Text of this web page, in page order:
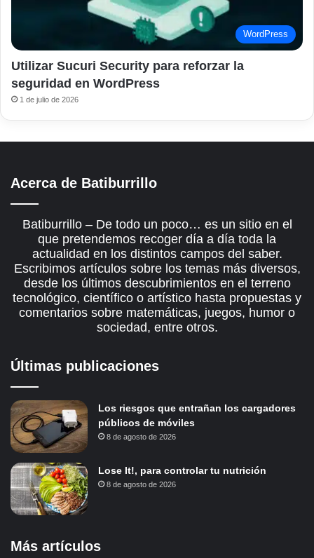
WordPress
Utilizar Sucuri Security para reforzar la
seguridad en WordPress
1 de julio de 2026
Acerca de Batiburrillo
Batiburrillo – De todo un poco… es un sitio en el
que pretendemos recoger día a día toda la
actualidad en los distintos campos del saber.
Escribimos artículos sobre los temas más diversos,
desde los últimos descubrimientos en el terreno
tecnológico, científico o artístico hasta propuestas y
comentarios sobre matemáticas, juegos, humor o
sociedad, entre otros.
Últimas publicaciones
Los riesgos que entrañan los cargadores
públicos de móviles
8 de agosto de 2026
Lose It!, para controlar tu nutrición
8 de agosto de 2026
Más artículos